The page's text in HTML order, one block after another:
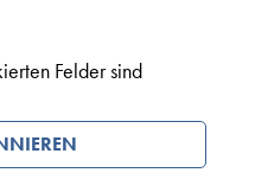
Felder sind